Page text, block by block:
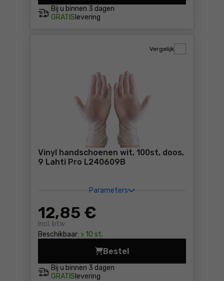
Bij u binnen 3 dagen
GRATIS levering
Vinyl handschoenen wit, 100st, doos,
9 Lahti Pro L240609B
Parameters
12,85 €
Incl. btw
Beschikbaar: > 10 st.
Vergelijk
Bij u binnen 3 dagen
GRATIS levering
Bestel
Vinyl handschoenen wit,